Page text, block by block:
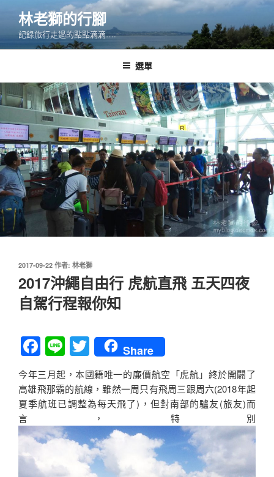
主
要
容
林老獅的行腳
記錄旅行走過的點點滴滴….
選單
發
於
2017-09-22 作者: 林老獅
2017沖繩自由行 虎航直飛 五天四夜
自駕行程報你知
F
a
c
e
b
o
o
Li
n
e
T
wi
tt
er
Share
今年三月起，本國籍唯一的廉價航空「虎航」終於開闢了
高雄飛那霸的航線，雖然一周只有飛周三跟周六(2018年起
夏季航班已調整為每天飛了)，但對南部的驢友(旅友)而
言，特別